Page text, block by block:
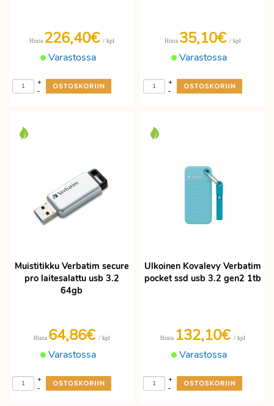
Varastossa
Hinta 226,40€ / kpl
-
+
Varastossa
Hinta 35,10€ / kpl
-
+
Muistitikku Verbatim secure
pro laitesalattu usb 3.2
64gb
Varastossa
Hinta 64,86€ / kpl
-
+
Ulkoinen Kovalevy Verbatim
pocket ssd usb 3.2 gen2 1tb
Varastossa
Hinta 132,10€ / kpl
-
+